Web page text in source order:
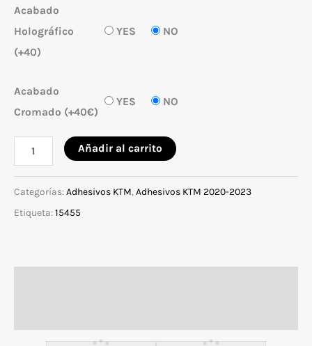
Acabado
Holográfico
(+40)
YES NO
Acabado
Cromado (+40€)
YES NO
Adhesivos
para
KTM
EXC/SX
Añadir al carrito
Categorías:Adhesivos KTM,Adhesivos KTM 2020-2023
Etiqueta:15455